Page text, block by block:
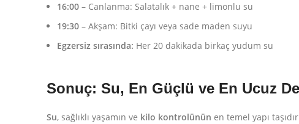
16:00 – Canlanma: Salatalık + nane + limonlu su
19:30 – Akşam: Bitki çayı veya sade maden suyu
Egzersiz sırasında: Her 20 dakikada birkaç yudum su
Sonuç: Su, En Güçlü ve En Ucuz
Su, sağlıklı yaşamın ve kilo kontrolünün en temel yapı